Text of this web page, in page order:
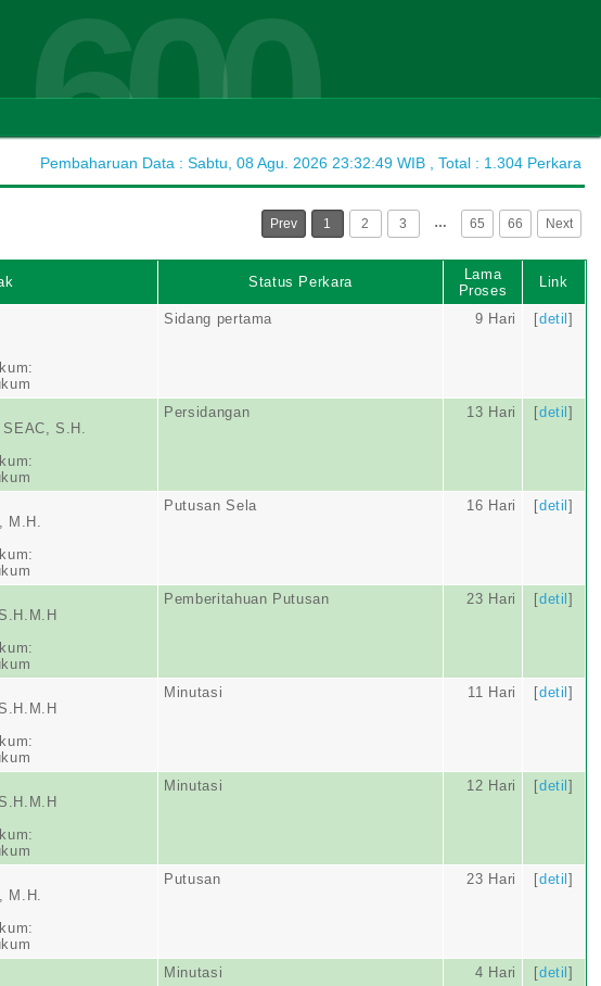
600
Pembaharuan Data : Sabtu, 08 Agu. 2026 23:32:49 WIB , Total : 1.304 Perkara
Prev 1 2 3 … 65 66 Next
Status Perkara
Lama
Proses
Link
Sidang pertama 9 Hari [detil]
SEAC, S.H.
Persidangan 13 Hari [detil]
M.H.
Putusan Sela 16 Hari [detil]
Pemberitahuan Putusan 23 Hari [detil]
Minutasi 11 Hari [detil]
Minutasi 12 Hari [detil]
M.H.
Putusan 23 Hari [detil]
Minutasi 4 Hari [detil]